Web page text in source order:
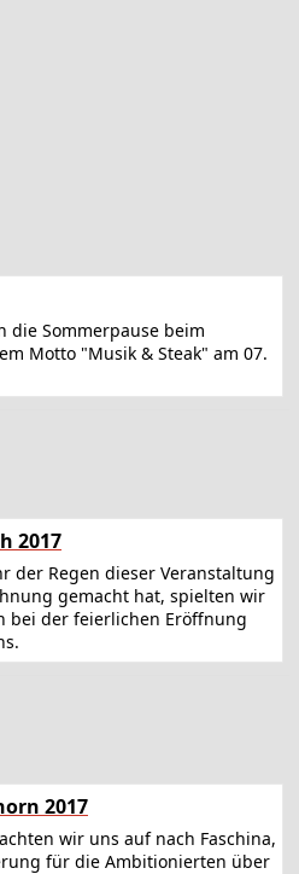
die Sommerpause beim
Motto "Musik & Steak" am 07.
2017
der Regen dieser Veranstaltung
gemacht hat, spielten wir
bei der feierlichen Eröffnung
2017
wir uns auf nach Faschina,
für die Ambitionierten über